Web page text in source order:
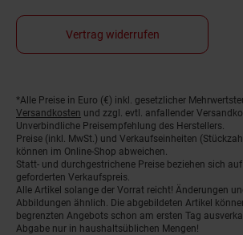
Vertrag widerrufen
Fußnoten
*Alle Preise in Euro (€) inkl. gesetzlicher
Versandkosten und zzgl. evtl. anfallender
Unverbindliche Preisempfehlung des Herstellers.
Preise (inkl. MwSt.) und Verkaufseinheiten
können im Online-Shop abweichen.
Statt- und durchgestrichene Preise beziehen sich
geforderten Verkaufspreis.
Alle Artikel solange der Vorrat reicht! Änderungen
Abbildungen ähnlich. Die abgebildeten Artikel
begrenzten Angebots schon am ersten Tag
Abgabe nur in haushaltsüblichen Mengen!